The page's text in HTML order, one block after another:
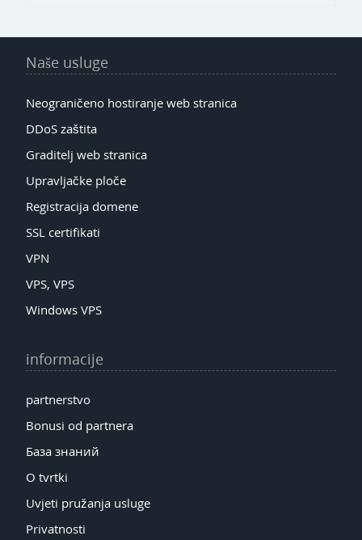
Naše usluge
Neograničeno hostiranje web stranica
DDoS zaštita
Graditelj web stranica
Upravljačke ploče
Registracija domene
SSL certifikati
VPN
VPS, VPS
Windows VPS
informacije
partnerstvo
Bonusi od partnera
База знаний
O tvrtki
Uvjeti pružanja usluge
Privatnosti